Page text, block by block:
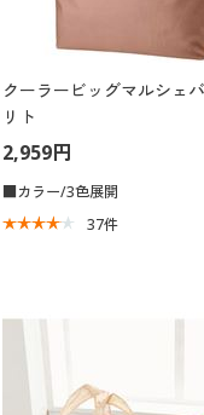
クーラービッグマルシェ
リト
2,959円
■カラー/3色展開
37件